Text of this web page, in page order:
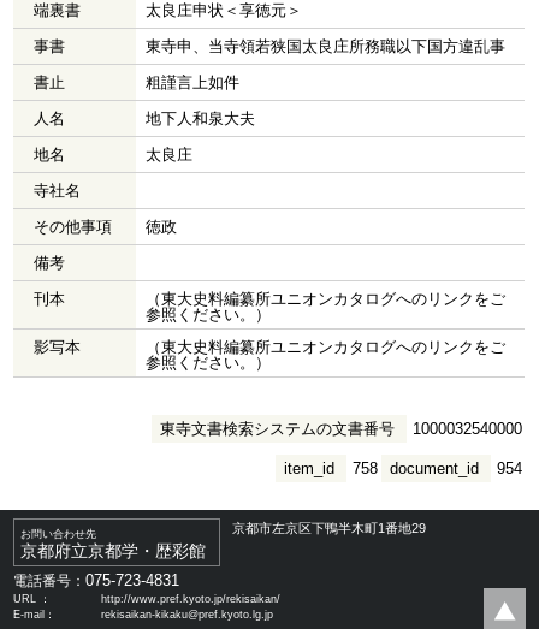
端裏書
太良庄申状＜享徳元＞
事書
東寺申、当寺領若狭国太良庄所務職以下国方違乱事
書止
粗謹言上如件
人名
地下人和泉大夫
地名
太良庄
寺社名
その他事項
徳政
備考
刊本
（東大史料編纂所ユニオンカタログへのリンクをご
参照ください。）
影写本
（東大史料編纂所ユニオンカタログへのリンクをご
参照ください。）
東寺文書検索システムの文書番号 1000032540000
document_id 954
item_id 758
お問い合わせ先
京都府立京都学・歴彩館
京都市左京区下鴨半木町1番地29
電話番号：075-723-4831
URL ：
http://www.pref.kyoto.jp/rekisaikan/
E-mail：
rekisaikan-kikaku@pref.kyoto.lg.jp